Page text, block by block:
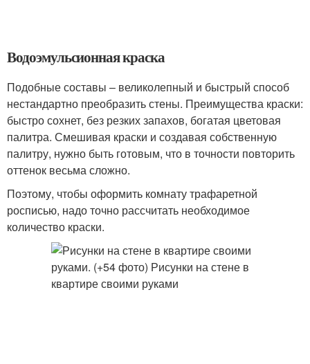
Водоэмульсионная краска
Подобные составы – великолепный и быстрый способ
нестандартно преобразить стены. Преимущества краски:
быстро сохнет, без резких запахов, богатая цветовая
палитра. Смешивая краски и создавая собственную
палитру, нужно быть готовым, что в точности повторить
оттенок весьма сложно.
Поэтому, чтобы оформить комнату трафаретной
росписью, надо точно рассчитать необходимое
количество краски.